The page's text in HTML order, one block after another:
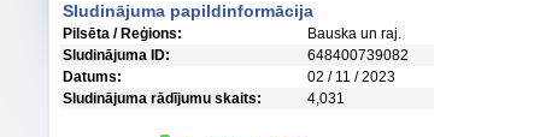
Sludinājuma papildinformācija
Pilsēta / Reģions:
Bauska un raj.
Sludinājuma ID:
648400739082
Datums:
02 / 11 / 2023
Sludinājuma rādījumu skaits:
4,031